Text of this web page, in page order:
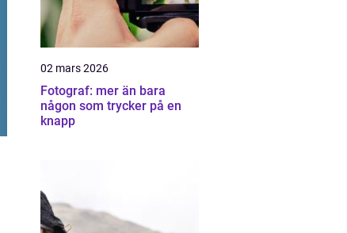
02 mars 2026
Fotograf: mer än bara
någon som trycker på en
knapp